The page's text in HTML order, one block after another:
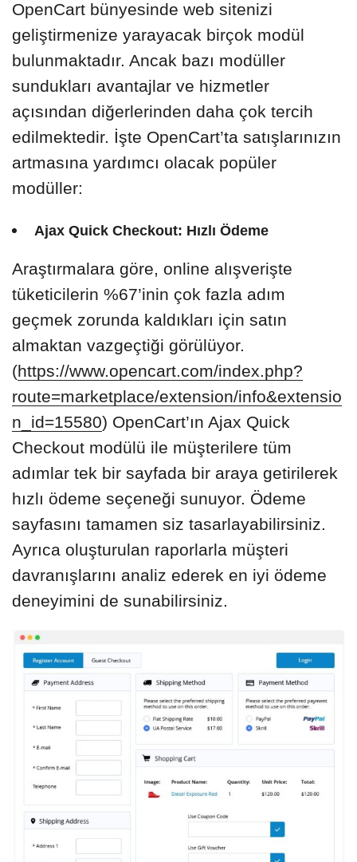
OpenCart bünyesinde web sitenizi
geliştirmenize yarayacak birçok modül
bulunmaktadır. Ancak bazı modüller
sundukları avantajlar ve hizmetler
açısından diğerlerinden daha çok tercih
edilmektedir. İşte OpenCart’ta satışlarınızın
artmasına yardımcı olacak popüler
modüller:
Ajax Quick Checkout: Hızlı Ödeme
Araştırmalara göre, online alışverişte
tüketicilerin %67’inin çok fazla adım
geçmek zorunda kaldıkları için satın
almaktan vazgeçtiği görülüyor.
(https://www.opencart.com/index.php?
route=marketplace/extension/info&extensio
n_id=15580) OpenCart’ın Ajax Quick
Checkout modülü ile müşterilere tüm
adımlar tek bir sayfada bir araya getirilerek
hızlı ödeme seçeneği sunuyor. Ödeme
sayfasını tamamen siz tasarlayabilirsiniz.
Ayrıca oluşturulan raporlarla müşteri
davranışlarını analiz ederek en iyi ödeme
deneyimini de sunabilirsiniz.